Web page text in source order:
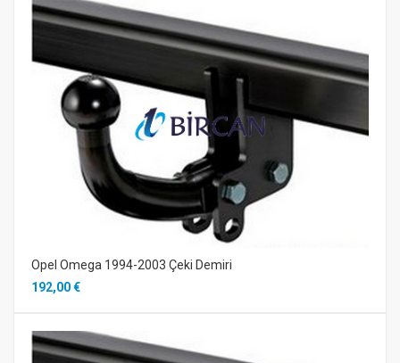
Opel Omega 1994-2003 Çeki Demiri
192,00 €